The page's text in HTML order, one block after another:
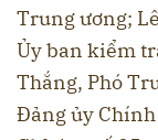
Trung ương;
Ủy ban kiểm
Thắng, Phó
Đảng ủy